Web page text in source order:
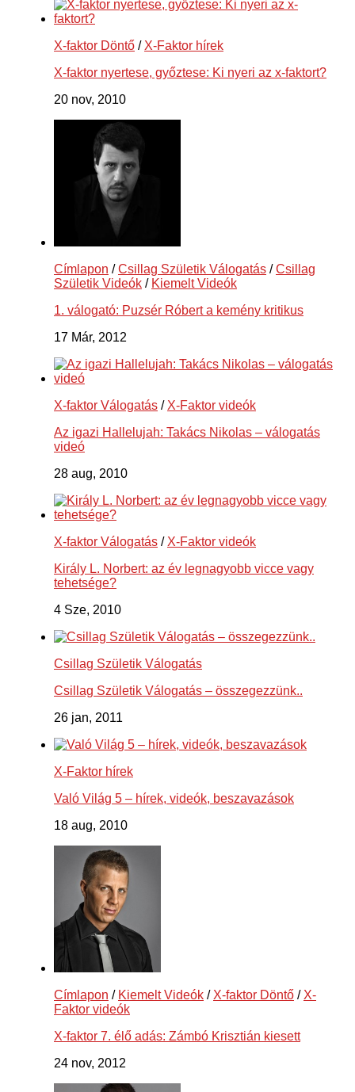
X-faktor Döntő / X-Faktor hírek
X-faktor nyertese, győztese: Ki nyeri az x-faktort?
20 nov, 2010
Címlapon /Csillag Születik Válogatás /Csillag
Születik Videók / Kiemelt Videók
1. válogató: Puzsér Róbert a kemény kritikus
17 Már, 2012
X-faktor Válogatás / X-Faktor videók
Az igazi Hallelujah: Takács Nikolas – válogatás
videó
28 aug, 2010
X-faktor Válogatás / X-Faktor videók
Király L. Norbert: az év legnagyobb vicce vagy
tehetsége?
4 Sze, 2010
Csillag Születik Válogatás
Csillag Születik Válogatás – összegezzünk..
26 jan, 2011
X-Faktor hírek
Való Világ 5 – hírek, videók, beszavazások
18 aug, 2010
Címlapon / Kiemelt Videók / X-faktor Döntő / X-
Faktor videók
X-faktor 7. élő adás: Zámbó Krisztián kiesett
24 nov, 2012